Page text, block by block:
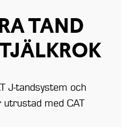
TAND
J-tandsystem och
utrustad med CAT